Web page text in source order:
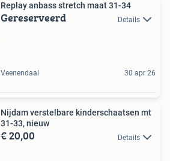
Replay anbass stretch maat 31-34
Gereserveerd Details
Veenendaal 30 apr 26
Nijdam verstelbare kinderschaatsen mt
31-33, nieuw
€ 20,00 Details